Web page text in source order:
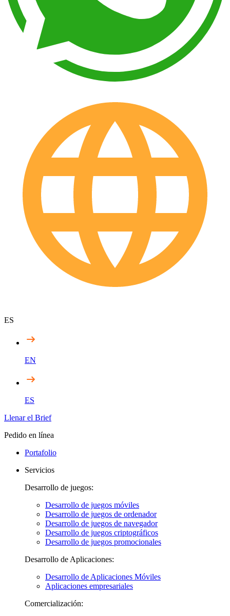
ES
EN
ES
Llenar el Brief
Pedido en línea
Portafolio
Servicios
Desarrollo de juegos:
Desarrollo de juegos móviles
Desarrollo de juegos de ordenador
Desarrollo de juegos de navegador
Desarrollo de juegos criptográficos
Desarrollo de juegos promocionales
Desarrollo de Aplicaciones:
Desarrollo de Aplicaciones Móviles
Aplicaciones empresariales
Comercialización: